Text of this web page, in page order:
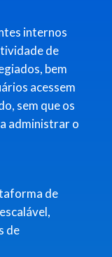
internos
de
bem
acessem
sem que os
administrar o
de
de